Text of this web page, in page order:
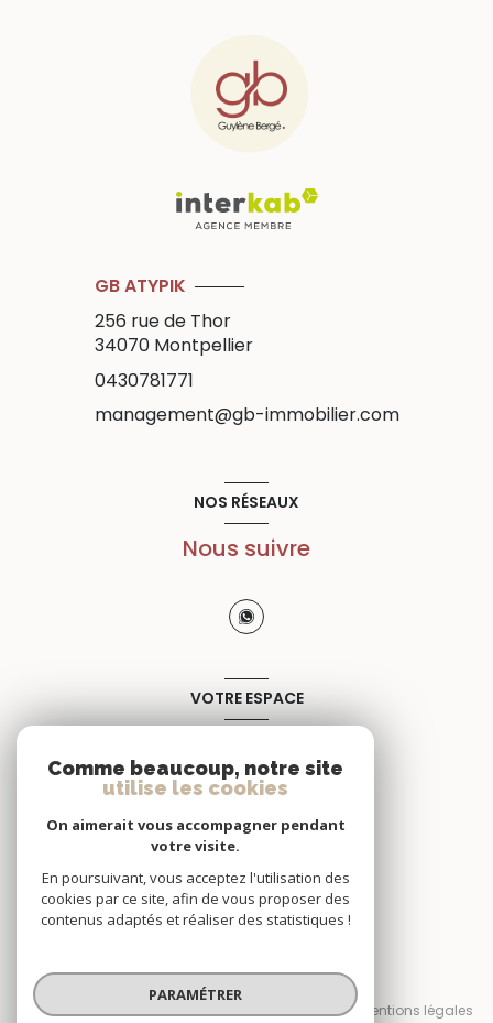
GB ATYPIK
256 rue de Thor
34070 Montpellier
0430781771
management@gb-immobilier.com
NOS RÉSEAUX
Nous suivre
VOTRE ESPACE
© 2026 | Tous droits réservés
Nos honoraires
Nos partenaires
Mentions légales
Comme beaucoup, notre site
utilise les cookies
On aimerait vous accompagner pendant
votre visite.
En poursuivant, vous acceptez l'utilisation des
cookies par ce site, afin de vous proposer des
contenus adaptés et réaliser des statistiques !
PARAMÉTRER